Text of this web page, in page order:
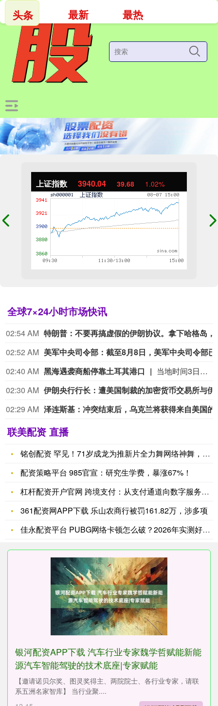
上证指数 3940.04 39.68 1.02%
全球7×24小时市场快讯
02:54 AM
02:52 AM
02:40 AM 黑海遇袭商船停靠土耳其港口
当地时间3日，与土耳其相关的商船“娜代日达”号从俄罗斯黑海港口新罗西斯克港起航后遭到无人机袭击，多名船员受伤。土耳其方面对商船在黑海海域遇袭已表示严重关切，警告说俄乌冲突影响外溢正威胁民用航运和地区稳定。8月8日，在黑海遭到无人机袭击、船体受损的商船“娜代日达”号停靠在土耳其萨姆松港。
02:30 AM
02:29 AM
联美配资 直播
铭创配资 罕见！71岁成龙为推新片全力舞网络神舞，内地娱乐为
配资策略平台 985官宣：研究生学费，暴涨67%！
杠杆配资开户官网 跨境支付：从支付通道向数字服务跃迁
361配资网APP下载 乐山农商行被罚161.82万，涉多项
佳永配资平台 PUBG网络卡顿怎么破？2026年实测好用的加
银河配资APP下载 汽车行业专家魏学哲赋能新能
源汽车智能驾驶的技术底座|专家赋能
【邀请诺贝尔奖、图灵奖得主、两院院士、各行业专家，请联
系五洲名家智库】 当行业聚....
头条 最新 最热